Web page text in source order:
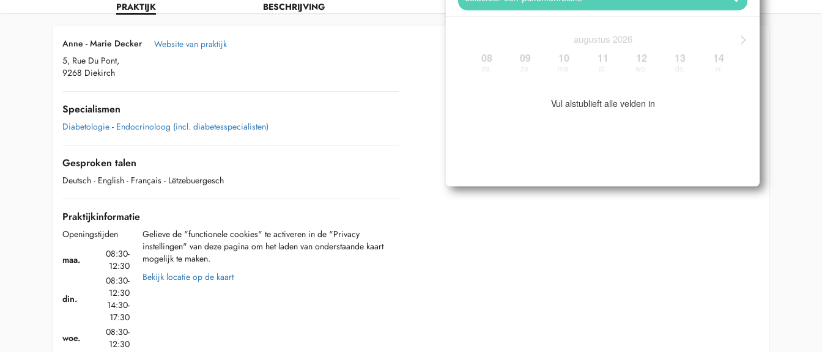
PRAKTIJK BESCHRIJVING
>
augustus 2026
08 09 10 11 12 13 14
Vul alstublieft alle velden in
Anne - Marie Decker
5, Rue Du Pont,
9268 Diekirch
Website van praktijk
Specialismen
Diabetologie - Endocrinoloog (incl. diabetesspecialisten)
Gesproken talen
Deutsch - English - Français - Lëtzebuergesch
Praktijkinformatie
Openingstijden
maa.
08:30-
12:30
din.
08:30-
12:30
14:30-
17:30
woe.
08:30-
12:30
Gelieve de "functionele cookies" te activeren in de "Privacy
instellingen" van deze pagina om het laden van onderstaande kaart
mogelijk te maken.
Bekijk locatie op de kaart